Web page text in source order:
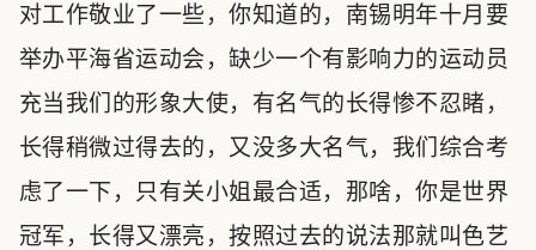
对工作敬业了一些，你知道的，南锡明年十月要
举办平海省运动会，缺少一个有影响力的运动员
充当我们的形象大使，有名气的长得惨不忍睹，
长得稍微过得去的，又没多大名气，我们综合考
虑了一下，只有关小姐最合适，那啥，你是世界
冠军，长得又漂亮，按照过去的说法那就叫色艺